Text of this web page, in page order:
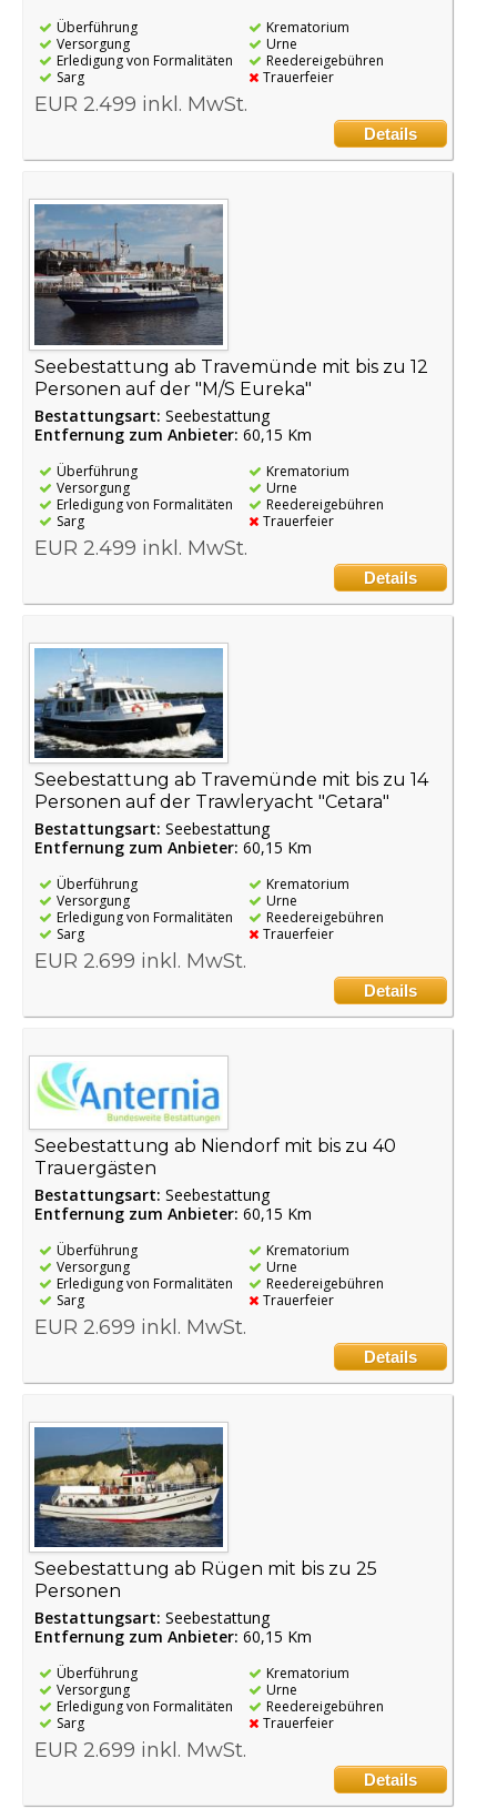
Überführung
Versorgung
Erledigung von Formalitäten
Sarg
Krematorium
Urne
Reedereigebühren
Trauerfeier
EUR 2.499 inkl. MwSt.
Details
Seebestattung ab Travemünde mit bis zu 12
Personen auf der "M/S Eureka"
Bestattungsart: Seebestattung
Entfernung zum Anbieter: 60,15 Km
Überführung
Versorgung
Erledigung von Formalitäten
Sarg
Krematorium
Urne
Reedereigebühren
Trauerfeier
EUR 2.499 inkl. MwSt.
Details
Seebestattung ab Travemünde mit bis zu 14
Personen auf der Trawleryacht "Cetara"
Bestattungsart: Seebestattung
Entfernung zum Anbieter: 60,15 Km
Überführung
Versorgung
Erledigung von Formalitäten
Sarg
Krematorium
Urne
Reedereigebühren
Trauerfeier
EUR 2.699 inkl. MwSt.
Details
Seebestattung ab Niendorf mit bis zu 40
Trauergästen
Bestattungsart: Seebestattung
Entfernung zum Anbieter: 60,15 Km
Überführung
Versorgung
Erledigung von Formalitäten
Sarg
Krematorium
Urne
Reedereigebühren
Trauerfeier
EUR 2.699 inkl. MwSt.
Details
Seebestattung ab Rügen mit bis zu 25
Personen
Bestattungsart: Seebestattung
Entfernung zum Anbieter: 60,15 Km
Überführung
Versorgung
Erledigung von Formalitäten
Sarg
Krematorium
Urne
Reedereigebühren
Trauerfeier
EUR 2.699 inkl. MwSt.
Details